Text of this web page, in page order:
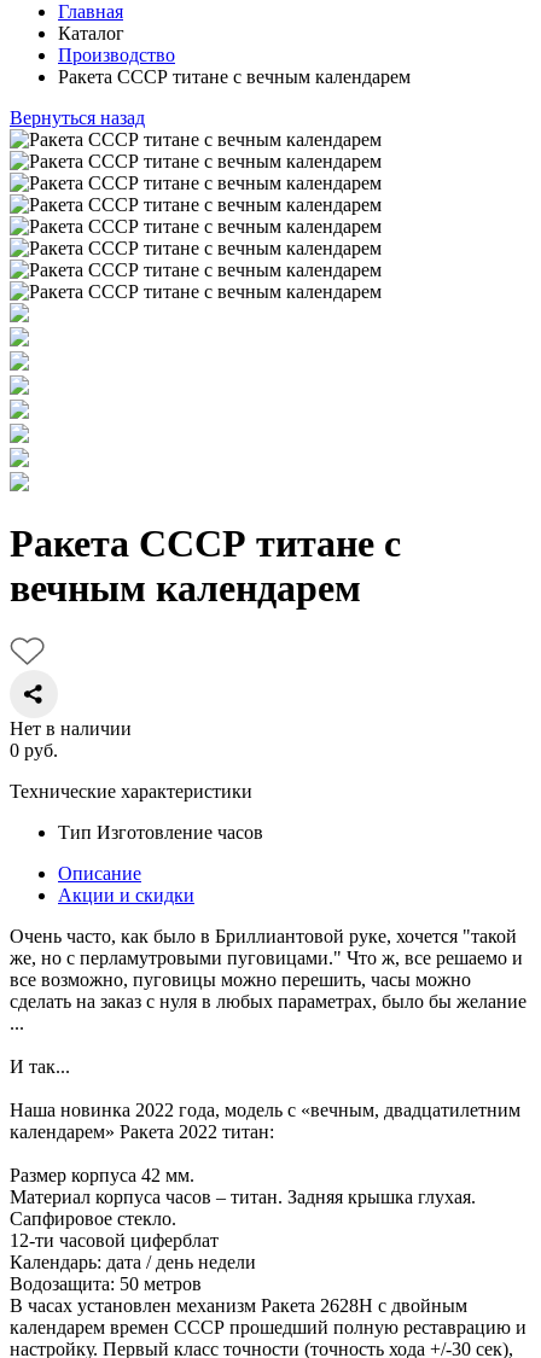
Главная
Каталог
Производство
Ракета СССР титане с вечным календарем
Вернуться назад
Ракета СССР титане с
вечным календарем
Нет в наличии
0 руб.
Технические характеристики
Тип Изготовление часов
Описание
Акции и скидки
Очень часто, как было в Бриллиантовой руке, хочется "такой
же, но с перламутровыми пуговицами." Что ж, все решаемо и
все возможно, пуговицы можно перешить, часы можно
сделать на заказ с нуля в любых параметрах, было бы желание
...
И так...
Наша новинка 2022 года, модель с «вечным, двадцатилетним
календарем» Ракета 2022 титан:
Размер корпуса 42 мм.
Материал корпуса часов – титан. Задняя крышка глухая.
Сапфировое стекло.
12-ти часовой циферблат
Календарь: дата / день недели
Водозащита: 50 метров
В часах установлен механизм Ракета 2628H с двойным
календарем времен СССР прошедший полную реставрацию и
настройку. Первый класс точности (точность хода +/-30 сек),